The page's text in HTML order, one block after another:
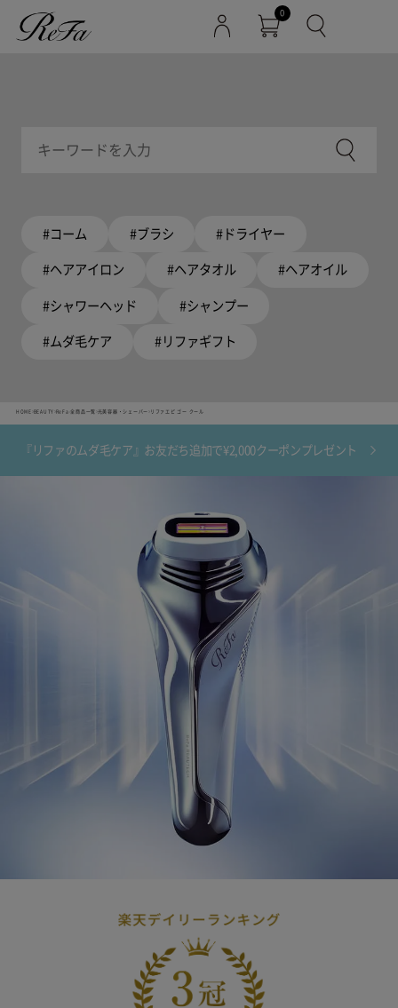
0
#コーム #ブラシ #ドライヤー
#ヘアアイロン #ヘアタオル #ヘアオイル
#シャワーヘッド #シャンプー
#ムダ毛ケア #リファギフト
HOME BEAUTY ReFa 全商品一覧 光美容器・シェーバー リファエピ ゴー クール
『リファのムダ毛ケア』お友だち追加で¥2,000クーポンプレゼント